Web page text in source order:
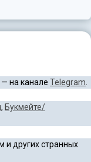
на канале Telegram
, Букмейте/
и других странных